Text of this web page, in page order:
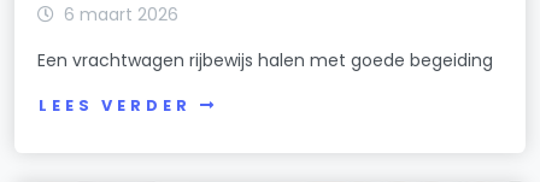
6 maart 2026
Een vrachtwagen rijbewijs halen met goede begeiding
LEES VERDER